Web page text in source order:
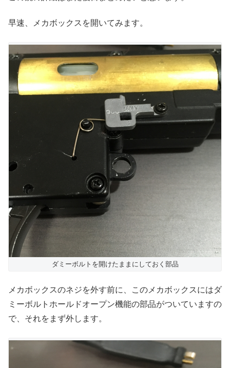
早速、メカボックスを開いてみます。
ダミーボルトを開けたままにしておく部品
メカボックスのネジを外す前に、このメカボックスにはダ
ミーボルトホールドオープン機能の部品がついていますの
で、それをまず外します。